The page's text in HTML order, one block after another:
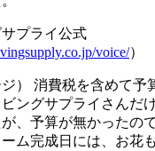
プライ公式
voice/）
消費税を含めて予
ングサプライさんだ
、予算が無かったの
ム完成日には、お花